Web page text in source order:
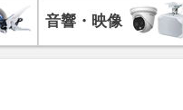
音響・映像